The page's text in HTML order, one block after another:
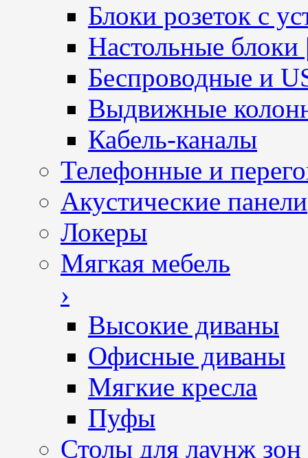
Блоки розеток с
Настольные блоки
Беспроводные и
Выдвижные
Кабель-каналы
Телефонные и
Акустические панели
Локеры
Мягкая мебель
›
Высокие диваны
Офисные диваны
Мягкие кресла
Пуфы
Столы для лаунж зон